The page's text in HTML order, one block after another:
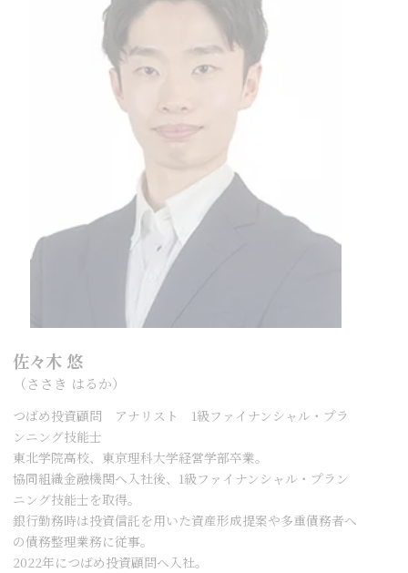
佐々木 悠
（ささき はるか）
つばめ投資顧問 アナリスト 1級ファイナンシャル・プラ
ンニング技能士
東北学院高校、東京理科大学経営学部卒業。
協同組織金融機関へ入社後、1級ファイナンシャル・プラン
ニング技能士を取得。
銀行勤務時は投資信託を用いた資産形成提案や多重債務者へ
の債務整理業務に従事。
2022年につばめ投資顧問へ入社。